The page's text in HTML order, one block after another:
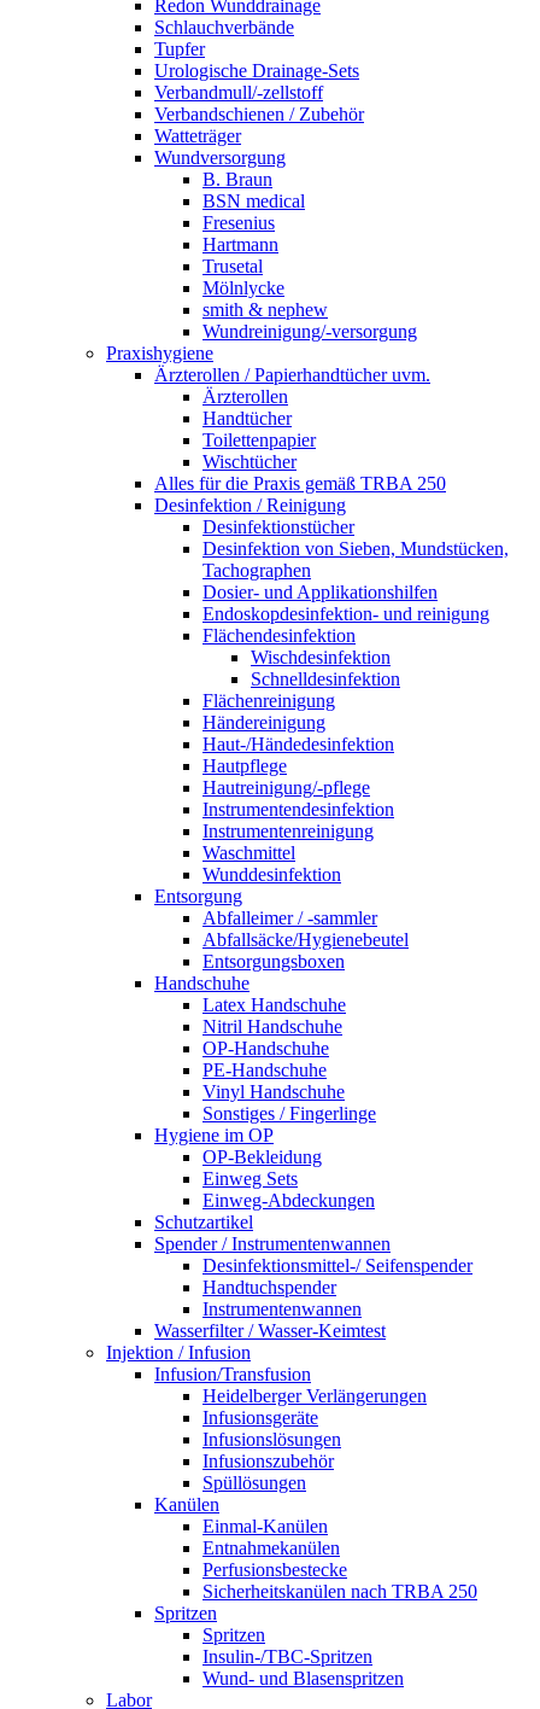
Redon Wunddrainage
Schlauchverbände
Tupfer
Urologische Drainage-Sets
Verbandmull/-zellstoff
Verbandschienen / Zubehör
Watteträger
Wundversorgung
B. Braun
BSN medical
Fresenius
Hartmann
Trusetal
Mölnlycke
smith & nephew
Wundreinigung/-versorgung
Praxishygiene
Ärzterollen / Papierhandtücher uvm.
Ärzterollen
Handtücher
Toilettenpapier
Wischtücher
Alles für die Praxis gemäß TRBA 250
Desinfektion / Reinigung
Desinfektionstücher
Desinfektion von Sieben, Mundstücken,
Tachographen
Dosier- und Applikationshilfen
Endoskopdesinfektion- und reinigung
Flächendesinfektion
Wischdesinfektion
Schnelldesinfektion
Flächenreinigung
Händereinigung
Haut-/Händedesinfektion
Hautpflege
Hautreinigung/-pflege
Instrumentendesinfektion
Instrumentenreinigung
Waschmittel
Wunddesinfektion
Entsorgung
Abfalleimer / -sammler
Abfallsäcke/Hygienebeutel
Entsorgungsboxen
Handschuhe
Latex Handschuhe
Nitril Handschuhe
OP-Handschuhe
PE-Handschuhe
Vinyl Handschuhe
Sonstiges / Fingerlinge
Hygiene im OP
OP-Bekleidung
Einweg Sets
Einweg-Abdeckungen
Schutzartikel
Spender / Instrumentenwannen
Desinfektionsmittel-/ Seifenspender
Handtuchspender
Instrumentenwannen
Wasserfilter / Wasser-Keimtest
Injektion / Infusion
Infusion/Transfusion
Heidelberger Verlängerungen
Infusionsgeräte
Infusionslösungen
Infusionszubehör
Spüllösungen
Kanülen
Einmal-Kanülen
Entnahmekanülen
Perfusionsbestecke
Sicherheitskanülen nach TRBA 250
Spritzen
Spritzen
Insulin-/TBC-Spritzen
Wund- und Blasenspritzen
Labor